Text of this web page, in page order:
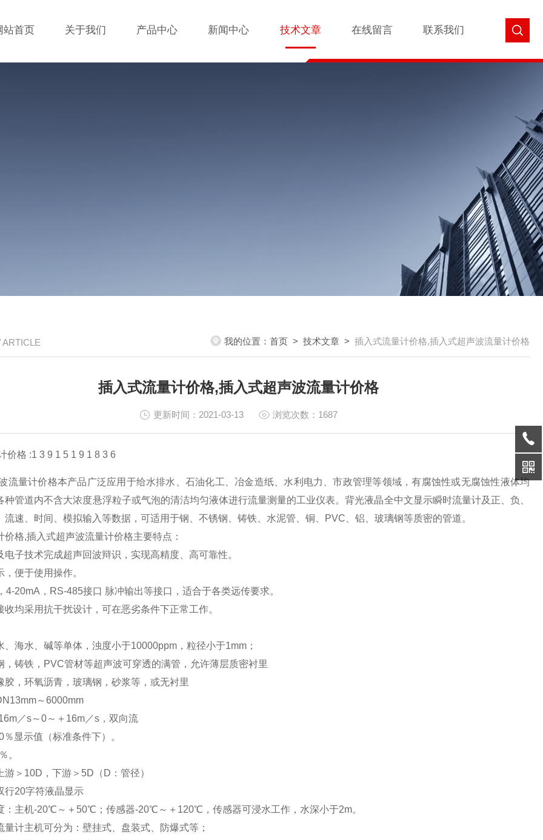
站首页 关于我们 产品中心 新闻中心 技术文章 在线留言 联系我们
ARTICLE 我的位置： 首页 > 技术文章 > 插入式流量计价格,插入式超声波流量计价格
插入式流量计价格,插入式超声波流量计价格
更新时间：2021-03-13 浏览次数：1687
价格 :1 3 9 1 5 1 9 1 8 3 6
流量计价格本产品广泛应用于给水排水、石油化工、冶金造纸、水利电力、市政管理等领域，有腐蚀性或无腐蚀性液体均
种管道内不含大浓度悬浮粒子或气泡的清洁均匀液体进行流量测量的工业仪表。背光液晶全中文显示瞬时流量计及正、负、
流速、时间、模拟输入等数据，可适用于钢、不锈钢、铸铁、水泥管、铜、PVC、铝、玻璃钢等质密的管道。
计价格,插入式超声波流量计价格主要特点：
电子技术完成超声回波辩识，实现高精度、高可靠性。
便于使用操作。
4-20mA，RS-485接口 脉冲输出等接口，适合于各类远传要求。
收均采用抗干扰设计，可在恶劣条件下正常工作。
、海水、碱等单体，浊度小于10000ppm，粒径小于1mm；
，铸铁，PVC管材等超声波可穿透的满管，允许薄层质密衬里
胶，环氧沥青，玻璃钢，砂浆等，或无衬里
～6000mm
／s～0～＋16m／s，双向流
显示值（标准条件下）。
。
游＞10D，下游＞5D（D：管径）
行20字符液晶显示
：主机-20℃～＋50℃；传感器-20℃～＋120℃，传感器可浸水工作，水深小于2m。
量计主机可分为：壁挂式、盘装式、防爆式等；